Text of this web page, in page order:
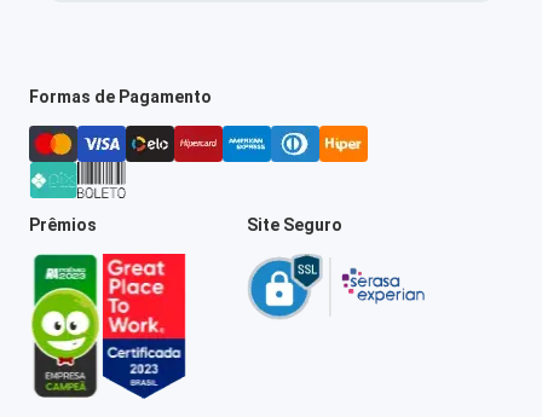
Formas de Pagamento
Prêmios Site Seguro